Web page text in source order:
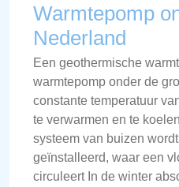
Warmtepomp
Nederland
Een geothermische
warmtepomp onder de
constante temperatuur
te verwarmen en te
systeem van buizen
geïnstalleerd, waar een
circuleert In de winter